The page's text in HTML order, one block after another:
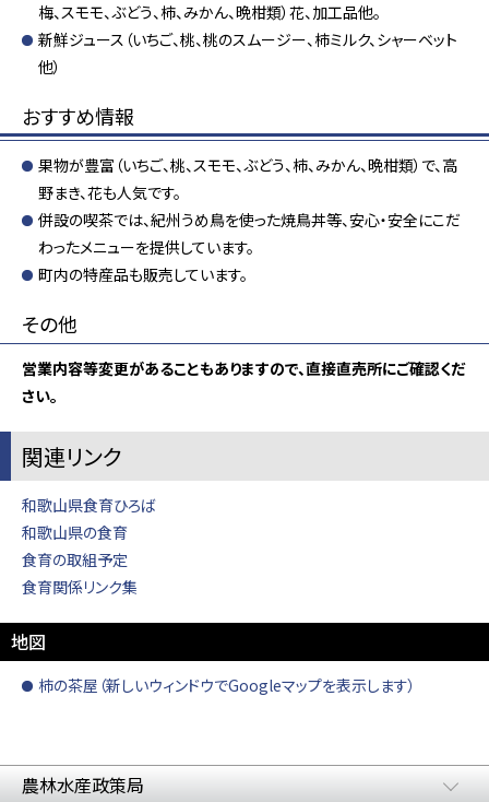
梅、スモモ、ぶどう、柿、みかん、晩柑類）花、加工品他。
新鮮ジュース（いちご、桃、桃のスムージー、柿ミルク、シャーベット
他）
おすすめ情報
果物が豊富（いちご、桃、スモモ、ぶどう、柿、みかん、晩柑類）で、高
野まき、花も人気です。
併設の喫茶では、紀州うめ鳥を使った焼鳥丼等、安心・安全にこだ
わったメニューを提供しています。
町内の特産品も販売しています。
その他
営業内容等変更があることもありますので、直接直売所にご確認くだ
さい。
関連リンク
和歌山県食育ひろば
和歌山県の食育
食育の取組予定
食育関係リンク集
地図
柿の茶屋（新しいウィンドウでGoogleマップを表示します）
農林水産政策局